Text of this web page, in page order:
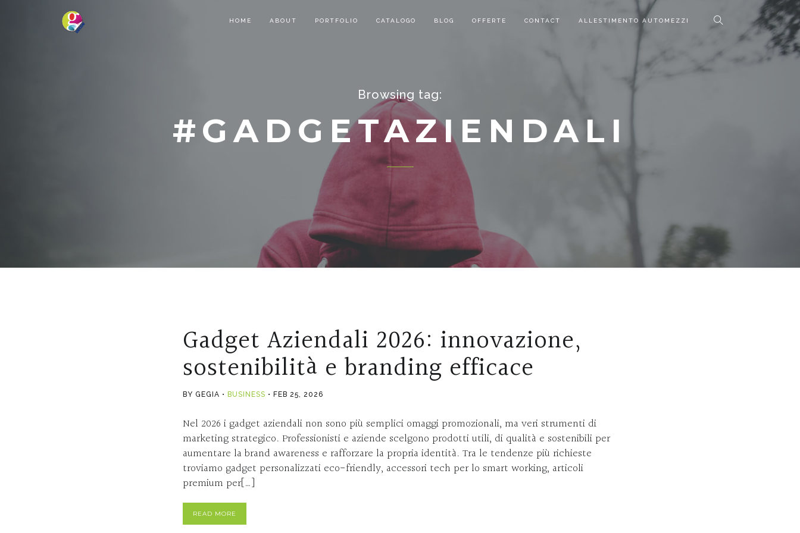
HOME ABOUT PORTFOLIO CATALOGO BLOG OFFERTE CONTACT ALLESTIMENTO AUTOMEZZI
Browsing tag:
#GADGETAZIENDALI
Gadget Aziendali 2026: innovazione,
sostenibilità e branding efficace
BY GEGIA BUSINESS FEB 25, 2026
Nel 2026 i gadget aziendali non sono più semplici omaggi promozionali, ma veri strumenti di
marketing strategico. Professionisti e aziende scelgono prodotti utili, di qualità e sostenibili per
aumentare la brand awareness e rafforzare la propria identità. Tra le tendenze più richieste
troviamo gadget personalizzati eco-friendly, accessori tech per lo smart working, articoli
premium per[…]
READ MORE